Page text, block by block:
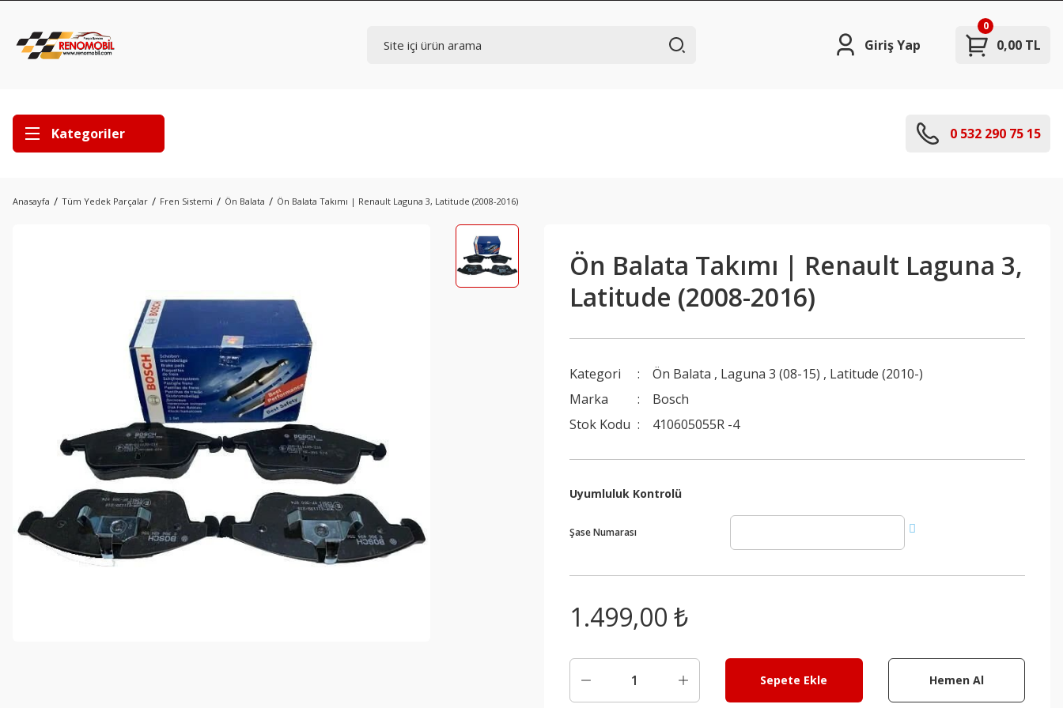
Giriş Yap 0,00 TL
0
Kategoriler 0 532 290 75 15
Anasayfa Tüm Yedek Parçalar Fren Sistemi Ön Balata Ön Balata Takımı | Renault Laguna 3, Latitude (2008-2016)
Ön Balata Takımı | Renault Laguna 3,
Latitude (2008-2016)
Kategori Ön Balata , Laguna 3 (08-15) , Latitude (2010-)
Marka
Bosch
Stok Kodu
410605055R -4
Uyumluluk Kontrolü
Şase Numarası
1.499,00 ₺
Sepete Ekle Hemen Al